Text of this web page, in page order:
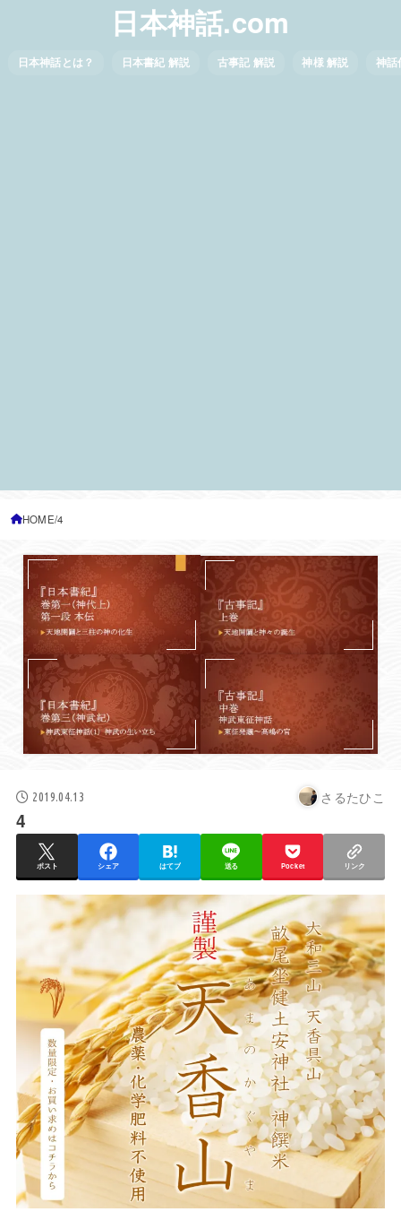
日本神話.com
日本神話とは？ 日本書紀 解説 古事記 解説 神様 解説 神話
HOME 4
2019.04.13 さるたひこ
4
ポスト シェア はてブ 送る Pocket リンク